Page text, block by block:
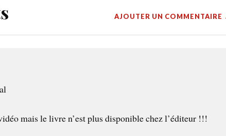
AJOUTER UN COMMENTAIRE
mais le livre n’est plus disponible chez l’éditeur !!!